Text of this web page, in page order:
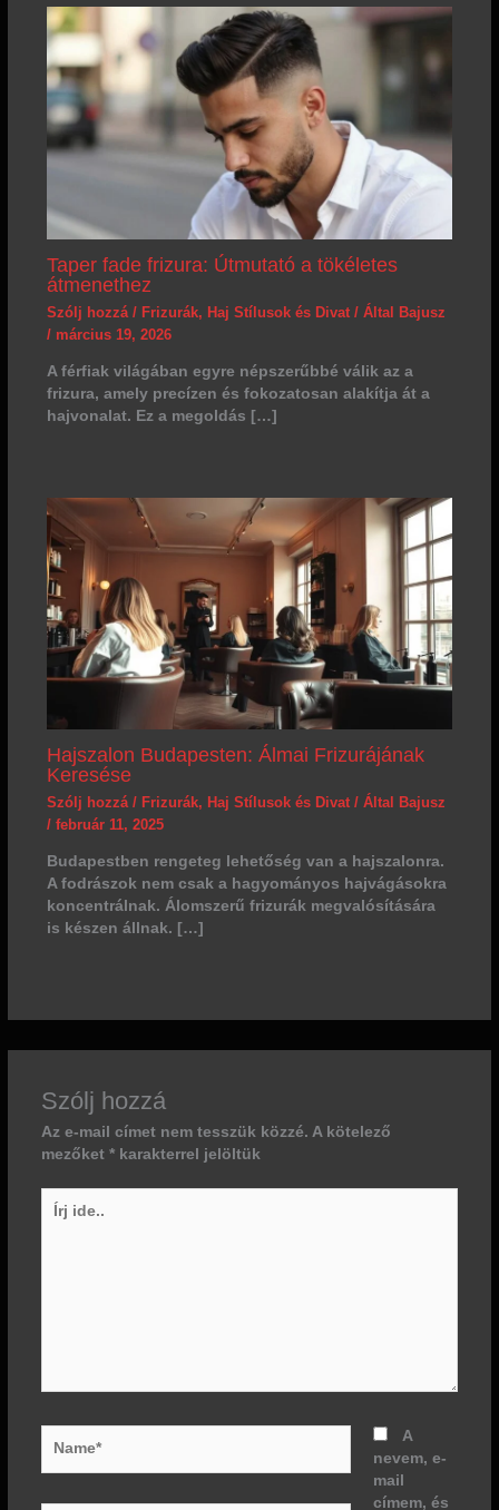
Taper fade frizura: Útmutató a tökéletes
átmenethez
Szólj hozzá / Frizurák, Haj Stílusok és Divat/ Által
Bajusz
/ március 19, 2026
A férfiak világában egyre népszerűbbé válik az a
frizura, amely precízen és fokozatosan alakítja át a
hajvonalat. Ez a megoldás […]
Hajszalon Budapesten: Álmai Frizurájának
Keresése
Szólj hozzá / Frizurák, Haj Stílusok és Divat/ Által Bajusz
/ február 11, 2025
Budapestben rengeteg lehetőség van a hajszalonra.
A fodrászok nem csak a hagyományos hajvágásokra
koncentrálnak. Álomszerű frizurák megvalósítására
is készen állnak. […]
Szólj hozzá
Az e-mail címet nem tesszük közzé. A kötelező
mezőket *karakterrel jelöltük
ide..
A
nevem, e-
mail
címem, és